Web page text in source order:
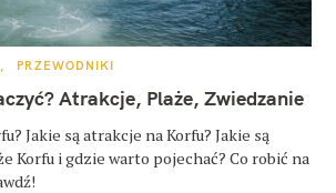
PRZEWODNIKI
Atrakcje, Plaże, Zwiedzanie
Jakie są atrakcje na Korfu? Jakie są
Korfu i gdzie warto pojechać? Co robić na